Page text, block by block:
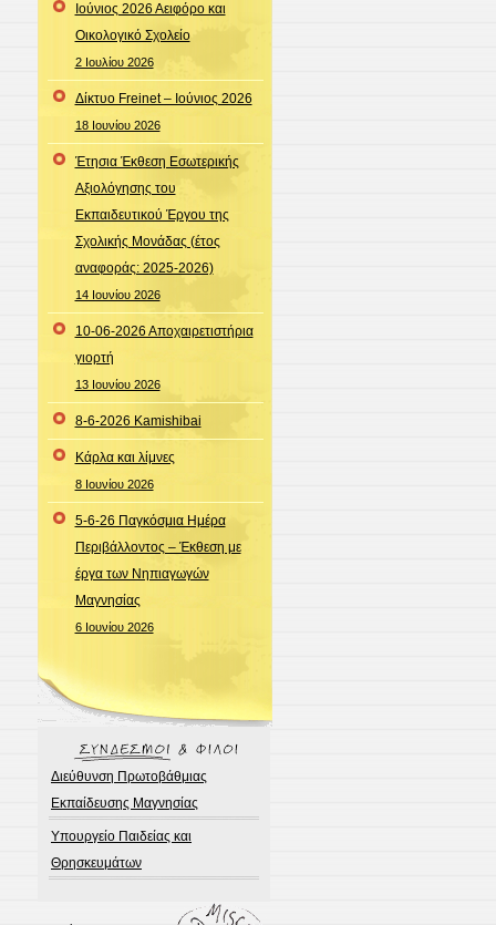
Ιούνιος 2026 Αειφόρο και
Οικολογικό Σχολείο
2 Ιουλίου 2026
Δίκτυο Freinet – Ιούνιος 2026
18 Ιουνίου 2026
Έτησια Έκθεση Εσωτερικής
Αξιολόγησης του
Εκπαιδευτικού Έργου της
Σχολικής Μονάδας (έτος
αναφοράς: 2025-2026)
14 Ιουνίου 2026
10-06-2026 Αποχαιρετιστήρια
γιορτή
13 Ιουνίου 2026
8-6-2026 Kamishibai
Κάρλα και λίμνες
8 Ιουνίου 2026
5-6-26 Παγκόσμια Ημέρα
Περιβάλλοντος – Έκθεση με
έργα των Νηπιαγωγών
Μαγνησίας
6 Ιουνίου 2026
Διεύθυνση Πρωτοβάθμιας
Εκπαίδευσης Μαγνησίας
Υπουργείο Παιδείας και
Θρησκευμάτων